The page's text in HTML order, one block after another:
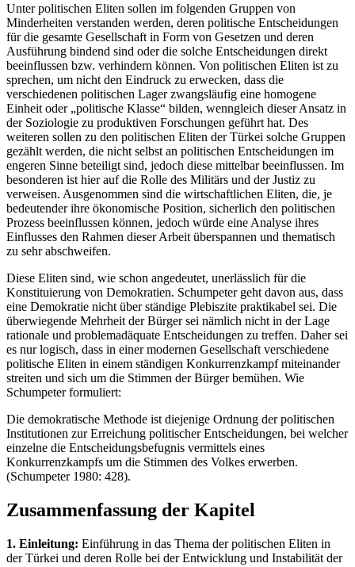
Unter politischen Eliten sollen im folgenden Gruppen von
Minderheiten verstanden werden, deren politische Entscheidungen
für die gesamte Gesellschaft in Form von Gesetzen und deren
Ausführung bindend sind oder die solche Entscheidungen direkt
beeinflussen bzw. verhindern können. Von politischen Eliten ist zu
sprechen, um nicht den Eindruck zu erwecken, dass die
verschiedenen politischen Lager zwangsläufig eine homogene
Einheit oder „politische Klasse“ bilden, wenngleich dieser Ansatz in
der Soziologie zu produktiven Forschungen geführt hat. Des
weiteren sollen zu den politischen Eliten der Türkei solche Gruppen
gezählt werden, die nicht selbst an politischen Entscheidungen im
engeren Sinne beteiligt sind, jedoch diese mittelbar beeinflussen. Im
besonderen ist hier auf die Rolle des Militärs und der Justiz zu
verweisen. Ausgenommen sind die wirtschaftlichen Eliten, die, je
bedeutender ihre ökonomische Position, sicherlich den politischen
Prozess beeinflussen können, jedoch würde eine Analyse ihres
Einflusses den Rahmen dieser Arbeit überspannen und thematisch
zu sehr abschweifen.
Diese Eliten sind, wie schon angedeutet, unerlässlich für die
Konstituierung von Demokratien. Schumpeter geht davon aus, dass
eine Demokratie nicht über ständige Plebiszite praktikabel sei. Die
überwiegende Mehrheit der Bürger sei nämlich nicht in der Lage
rationale und problemadäquate Entscheidungen zu treffen. Daher sei
es nur logisch, dass in einer modernen Gesellschaft verschiedene
politische Eliten in einem ständigen Konkurrenzkampf miteinander
streiten und sich um die Stimmen der Bürger bemühen. Wie
Schumpeter formuliert:
Die demokratische Methode ist diejenige Ordnung der politischen
Institutionen zur Erreichung politischer Entscheidungen, bei welcher
einzelne die Entscheidungsbefugnis vermittels eines
Konkurrenzkampfs um die Stimmen des Volkes erwerben.
(Schumpeter 1980: 428).
Zusammenfassung der Kapitel
1. Einleitung: Einführung in das Thema der politischen Eliten in
der Türkei und deren Rolle bei der Entwicklung und Instabilität der